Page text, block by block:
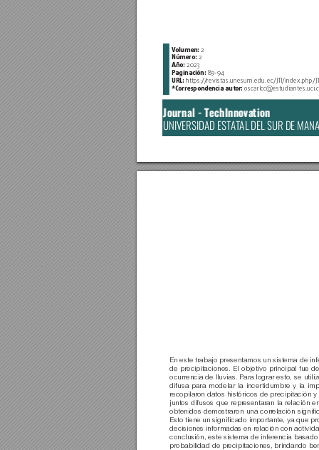
Journal - TechInnovation
UNIVERSIDAD ESTATAL DEL SUR DE
Volumen: 2
Número: 2
Año: 2023
Paginación: 89-94
URL: https://revistas.unesum.edu.ec/JTI/index .php/
*Correspondencia autor: oscarlcc@estudiantes
En este trabajo presentamos un sistema de
de precipitaciones. El objetivo principal fue
ocurrencia de lluvias. Para lograr esto, se
difusa para modelar la incertidumbre y la
recopilaron datos históricos de precipitación
juntos difusos que representaran la relación
obtenidos demostraron una correlación
Esto tiene un signiﬁcado importante, ya que
decisiones informadas en relación con
conclusión, este sistema de inferencia
probabilidad de precipitaciones, brindando